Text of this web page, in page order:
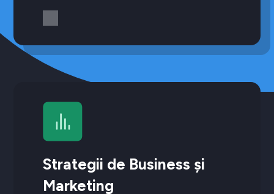
Strategii de Business și
Marketing